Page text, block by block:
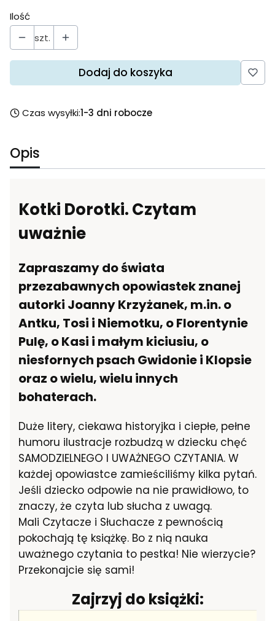
Ilość
szt.
Dodaj do koszyka
Czas wysyłki:1-3 dni robocze
Opis
Kotki Dorotki. Czytam
uważnie
Zapraszamy do świata
przezabawnych opowiastek znanej
autorki Joanny Krzyżanek, m.in. o
Antku, Tosi i Niemotku, o Florentynie
Pulę, o Kasi i małym kiciusiu, o
niesfornych psach Gwidonie i Klopsie
oraz o wielu, wielu innych
bohaterach.
Duże litery, ciekawa historyjka i ciepłe, pełne
humoru ilustracje rozbudzą w dziecku chęć
SAMODZIELNEGO I UWAŻNEGO CZYTANIA. W
każdej opowiastce zamieściliśmy kilka pytań.
Jeśli dziecko odpowie na nie prawidłowo, to
znaczy, że czyta lub słucha z uwagą.
Mali Czytacze i Słuchacze z pewnością
pokochają tę książkę. Bo z nią nauka
uważnego czytania to pestka! Nie wierzycie?
Przekonajcie się sami!
Zajrzyj do książki: